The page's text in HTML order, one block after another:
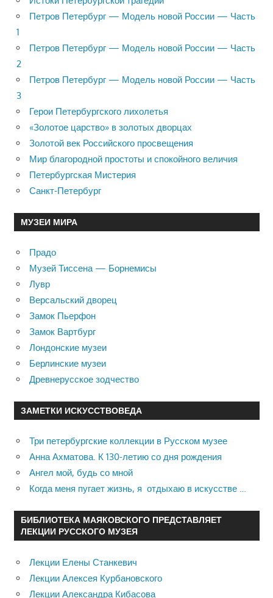
Петров Петербург — Модель новой России — Часть
1
Петров Петербург — Модель новой России — Часть
2
Петров Петербург — Модель новой России — Часть
3
Герои Петербургского лихолетья
«Золотое царство» в золотых дворцах
Золотой век Российского просвещения
Мир благородной простоты и спокойного величия
Петербургская Мистерия
Санкт-Петербург
МУЗЕИ МИРА
Прадо
Музей Тиссена — Борнемисы
Лувр
Версальский дворец
Замок Пьерфон
Замок Вартбург
Лондонские музеи
Берлинские музеи
Древнерусское зодчество
ЗАМЕТКИ ИСКУССТВОВЕДА
Три петербургские коллекции в Русском музее
Анна Ахматова. К 130-летию со дня рождения
Ангел мой, будь со мной
Когда меня пугает жизнь, я отдыхаю в искусстве …
БИБЛИОТЕКА МАЯКОВСКОГО ПРЕДСТАВЛЯЕТ
ЛЕКЦИИ РУССКОГО МУЗЕЯ
Лекции Елены Станкевич
Лекции Алексея Курбановского
Лекции Александра Кибасова